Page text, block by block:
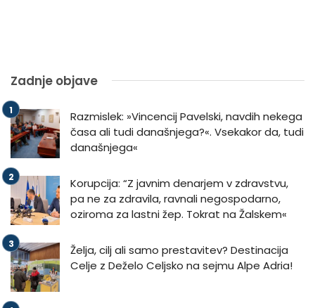
Zadnje objave
Razmislek: »Vincencij Pavelski, navdih nekega
časa ali tudi današnjega?«. Vsekakor da, tudi
današnjega«
Korupcija: “Z javnim denarjem v zdravstvu,
pa ne za zdravila, ravnali negospodarno,
oziroma za lastni žep. Tokrat na Žalskem«
Želja, cilj ali samo prestavitev? Destinacija
Celje z Deželo Celjsko na sejmu Alpe Adria!